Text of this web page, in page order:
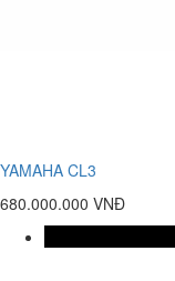
YAMAHA CL3
680.000.000 VNĐ